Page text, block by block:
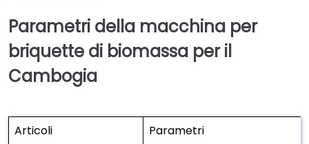
Parametri della macchina per
briquette di biomassa per il
Cambogia
Articoli Parametri